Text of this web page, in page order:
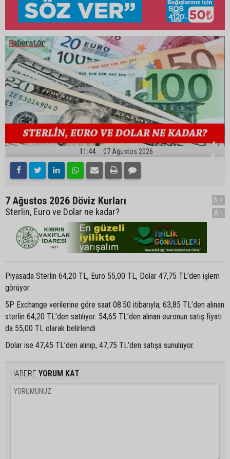
11:44 07 Ağustos 2026
7 Ağustos 2026 Döviz Kurları
Sterlin, Euro ve Dolar ne kadar?
A+
A-
Piyasada Sterlin 64,20 TL, Euro 55,00 TL, Dolar 47,75 TL’den işlem
görüyor.
5P Exchange verilerine göre saat 08.50 itibarıyla; 63,85 TL’den alınan
sterlin 64,20 TL’den satılıyor. 54,65 TL’den alınan euronun satış fiyatı
da 55,00 TL olarak belirlendi.
Dolar ise 47,45 TL’den alınıp, 47,75 TL’den satışa sunuluyor.
HABERE YORUM KAT